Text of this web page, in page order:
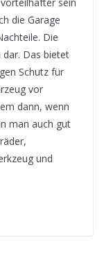
die Garage
Die
dar. Das bietet
Schutz für
vor
dann, wenn
man auch gut
und